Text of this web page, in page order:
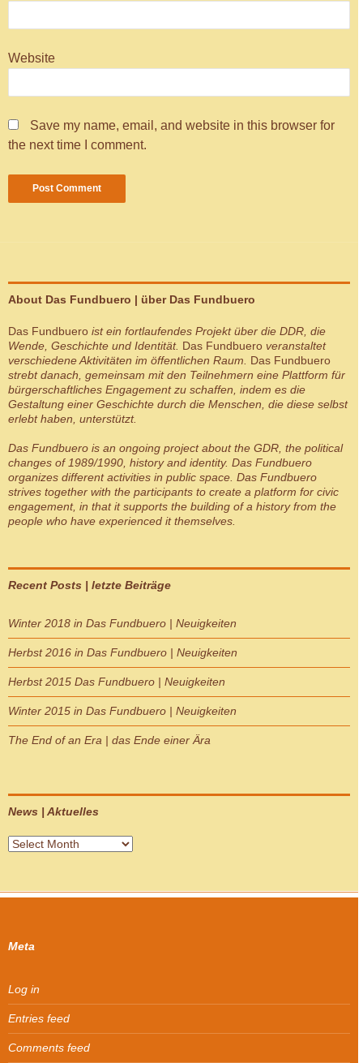
Website
Save my name, email, and website in this browser for
the next time I comment.
About Das Fundbuero | über Das Fundbuero
Das Fundbuero ist ein fortlaufendes Projekt über die DDR, die
Wende, Geschichte und Identität. Das Fundbuero veranstaltet
verschiedene Aktivitäten im öffentlichen Raum. Das Fundbuero
strebt danach, gemeinsam mit den Teilnehmern eine Plattform für
bürgerschaftliches Engagement zu schaffen, indem es die
Gestaltung einer Geschichte durch die Menschen, die diese selbst
erlebt haben, unterstützt.
Das Fundbuero is an ongoing project about the GDR, the political
changes of 1989/1990, history and identity. Das Fundbuero
organizes different activities in public space. Das Fundbuero
strives together with the participants to create a platform for civic
engagement, in that it supports the building of a history from the
people who have experienced it themselves.
Recent Posts | letzte Beiträge
Winter 2018 in Das Fundbuero | Neuigkeiten
Herbst 2016 in Das Fundbuero | Neuigkeiten
Herbst 2015 Das Fundbuero | Neuigkeiten
Winter 2015 in Das Fundbuero | Neuigkeiten
The End of an Era | das Ende einer Ära
News | Aktuelles
News
Meta
Log in
Entries feed
Comments feed